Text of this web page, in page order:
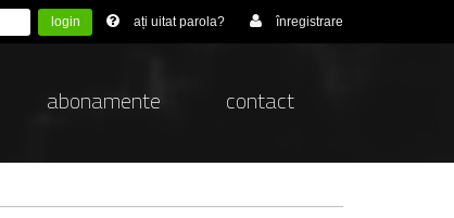
login ați uitat parola? înregistrare
abonamente contact